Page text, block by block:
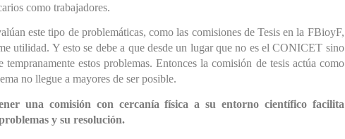
como trabajadores.
este tipo de problemáticas, como las comisiones de Tesis en la FBioyF,
utilidad. Y esto se debe a que desde un lugar que no es el CONICET sino
estos problemas. Entonces la comisión de tesis actúa como
no llegue a mayores de ser posible.
una comisión con cercanía física a su entorno científico facilita
y su resolución.